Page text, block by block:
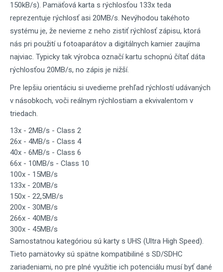
150kB/s). Pamäťová karta s rýchlosťou 133x teda
reprezentuje rýchlosť asi 20MB/s. Nevýhodou takéhoto
systému je, že nevieme z neho zistiť rýchlosť zápisu, ktorá
nás pri použití u fotoaparátov a digitálnych kamier zaujíma
najviac. Typicky tak výrobca označí kartu schopnú čítať dáta
rýchlosťou 20MB/s, no zápis je nižší.
Pre lepšiu orientáciu si uvedieme prehľad rýchlostí udávaných
v násobkoch, voči reálnym rýchlostiam a ekvivalentom v
triedach.
13x - 2MB/s - Class 2
26x - 4MB/s - Class 4
40x - 6MB/s - Class 6
66x - 10MB/s - Class 10
100x - 15MB/s
133x - 20MB/s
150x - 22,5MB/s
200x - 30MB/s
266x - 40MB/s
300x - 45MB/s
Samostatnou kategóriou sú karty s UHS (Ultra High Speed).
Tieto pamätovky sú spätne kompatibiliné s SD/SDHC
zariadeniami, no pre plné využitie ich potenciálu musí byť dané